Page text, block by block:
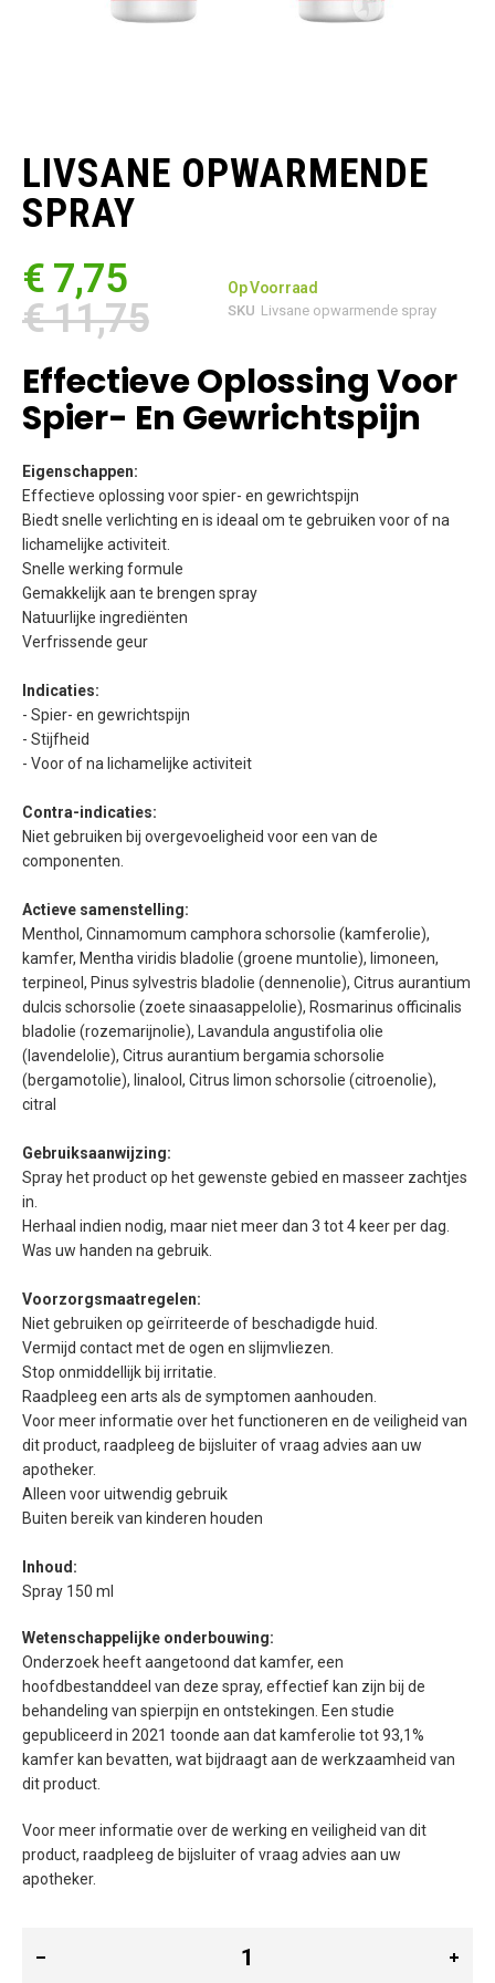
begin
van
de
afbeeldingen-
LIVSANE OPWARMENDE
SPRAY
€ 7,75
€ 11,75
Op Voorraad
SKU Livsane opwarmende spray
Effectieve Oplossing Voor
Spier- En Gewrichtspijn
Eigenschappen:
Effectieve oplossing voor spier- en gewrichtspijn
Biedt snelle verlichting en is ideaal om te gebruiken voor of na
lichamelijke activiteit.
Snelle werking formule
Gemakkelijk aan te brengen spray
Natuurlijke ingrediënten
Verfrissende geur
Indicaties:
- Spier- en gewrichtspijn
- Stijfheid
- Voor of na lichamelijke activiteit
Contra-indicaties:
Niet gebruiken bij overgevoeligheid voor een van de
componenten.
Actieve samenstelling:
Menthol, Cinnamomum camphora schorsolie (kamferolie),
kamfer, Mentha viridis bladolie (groene muntolie), limoneen,
terpineol, Pinus sylvestris bladolie (dennenolie), Citrus aurantium
dulcis schorsolie (zoete sinaasappelolie), Rosmarinus officinalis
bladolie (rozemarijnolie), Lavandula angustifolia olie
(lavendelolie), Citrus aurantium bergamia schorsolie
(bergamotolie), linalool, Citrus limon schorsolie (citroenolie),
citral
Gebruiksaanwijzing:
Spray het product op het gewenste gebied en masseer zachtjes
in.
Herhaal indien nodig, maar niet meer dan 3 tot 4 keer per dag.
Was uw handen na gebruik.
Voorzorgsmaatregelen:
Niet gebruiken op geïrriteerde of beschadigde huid.
Vermijd contact met de ogen en slijmvliezen.
Stop onmiddellijk bij irritatie.
Raadpleeg een arts als de symptomen aanhouden.
Voor meer informatie over het functioneren en de veiligheid van
dit product, raadpleeg de bijsluiter of vraag advies aan uw
apotheker.
Alleen voor uitwendig gebruik
Buiten bereik van kinderen houden
Inhoud:
Spray 150 ml
Wetenschappelijke onderbouwing:
Onderzoek heeft aangetoond dat kamfer, een
hoofdbestanddeel van deze spray, effectief kan zijn bij de
behandeling van spierpijn en ontstekingen. Een studie
gepubliceerd in 2021 toonde aan dat kamferolie tot 93,1%
kamfer kan bevatten, wat bijdraagt aan de werkzaamheid van
dit product.
Voor meer informatie over de werking en veiligheid van dit
product, raadpleeg de bijsluiter of vraag advies aan uw
apotheker.